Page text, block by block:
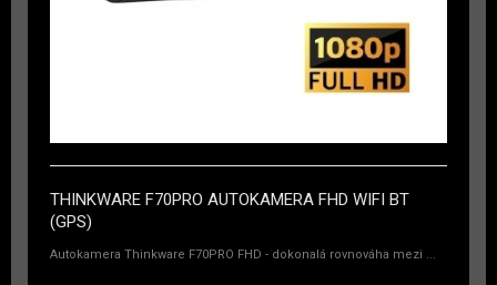
THINKWARE F70PRO AUTOKAMERA FHD WIFI BT
(GPS)
Autokamera Thinkware F70PRO FHD - dokonalá rovnováha mezi ...